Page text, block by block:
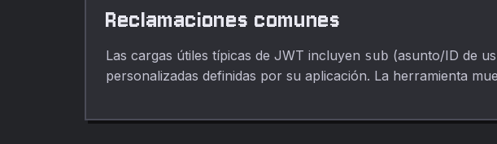
Reclamaciones comunes
Las cargas útiles típicas de JWT incluyen sub (asunto/ID de
personalizadas definidas por su aplicación. La herramienta